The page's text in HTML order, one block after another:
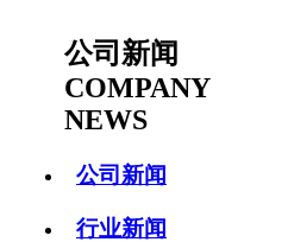
公司新闻
COMPANY
NEWS
公司新闻
行业新闻